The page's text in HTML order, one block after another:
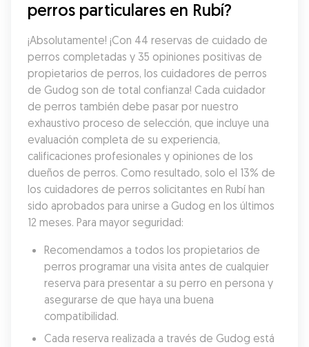
perros particulares en Rubí?
¡Absolutamente! ¡Con 44 reservas de cuidado de
perros completadas y 35 opiniones positivas de
propietarios de perros, los cuidadores de perros
de Gudog son de total confianza! Cada cuidador
de perros también debe pasar por nuestro
exhaustivo proceso de selección, que incluye una
evaluación completa de su experiencia,
calificaciones profesionales y opiniones de los
dueños de perros. Como resultado, solo el 13% de
los cuidadores de perros solicitantes en Rubí han
sido aprobados para unirse a Gudog en los últimos
12 meses. Para mayor seguridad:
Recomendamos a todos los propietarios de
perros programar una visita antes de cualquier
reserva para presentar a su perro en persona y
asegurarse de que haya una buena
compatibilidad.
Cada reserva realizada a través de Gudog está